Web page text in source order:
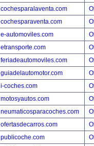
cochesparalaventa.com
cochesparaventa.com
e-automoviles.com
etransporte.com
feriadeautomoviles.com
guiadelautomotor.com
i-coches.com
motosyautos.com
neumaticosparacoches.com
ofertasdecarros.com
publicoche.com